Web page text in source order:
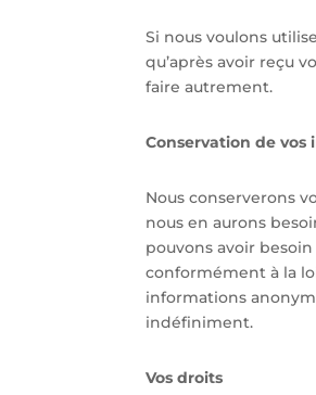
Si nous voulons
qu’après avoir reçu
faire autrement.
Conservation de vos
Nous conserverons
nous en aurons
pouvons avoir
conformément à la
informations
indéfiniment.
Vos droits